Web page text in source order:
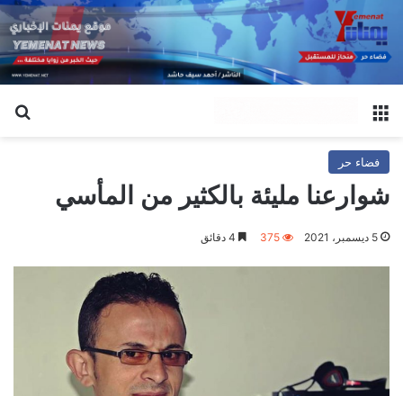
فضاء حر
شوارعنا مليئة بالكثير من المأسي
5 ديسمبر، 2021 375